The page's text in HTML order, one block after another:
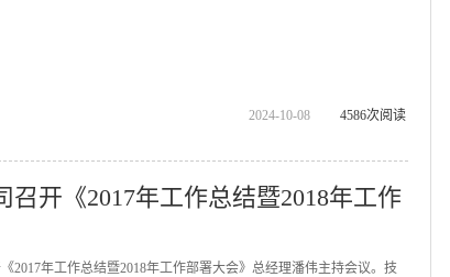
2024-10-08 4586次阅读
开《2017年工作总结暨2018年工作
2017年工作总结暨2018年工作部署大会》总经理潘伟主持会议。技